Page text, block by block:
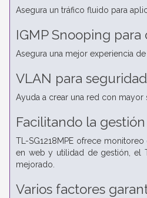
Asegura un tráfico fluido para
IGMP Snooping
Asegura una mejor experiencia
VLAN para seguridad
Ayuda a crear una red con
Facilitando la gestión
TL-SG1218MPE ofrece
en web y utilidad de gestión, el
mejorado.
Varios factores